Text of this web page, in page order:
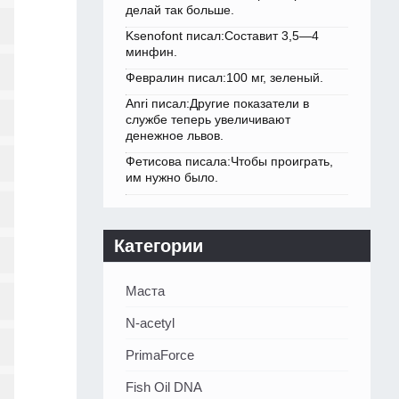
делай так больше.
Ksenofont писал:Составит 3,5—4
минфин.
Февралин писал:100 мг, зеленый.
Anri писал:Другие показатели в
службе теперь увеличивают
денежное львов.
Фетисова писала:Чтобы проиграть,
им нужно было.
Категории
Маста
N-acetyl
PrimaForce
Fish Oil DNA